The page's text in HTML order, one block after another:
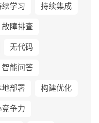
学习
持续集成
故障排查
无代码
智能问答
部署
构建优化
争力